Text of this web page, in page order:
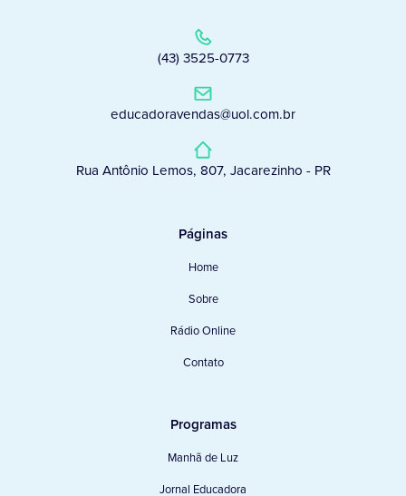
(43) 3525-0773
educadoravendas@uol.com.br
Rua Antônio Lemos, 807, Jacarezinho - PR
Páginas
Home
Sobre
Rádio Online
Contato
Programas
Manhã de Luz
Jornal Educadora